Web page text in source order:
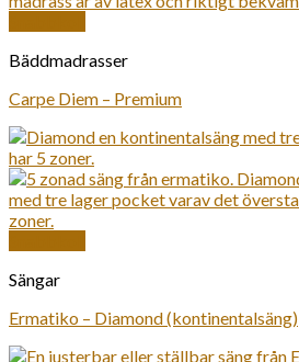
Bäddmadrasser
Carpe Diem – Premium
Sängar
Ermatiko – Diamond (kontinentalsäng)